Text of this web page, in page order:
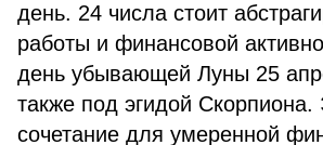
день. 24 числа стоит
работы и финансовой
день убывающей Луны 25
также под эгидой Скорпиона.
сочетание для умеренной